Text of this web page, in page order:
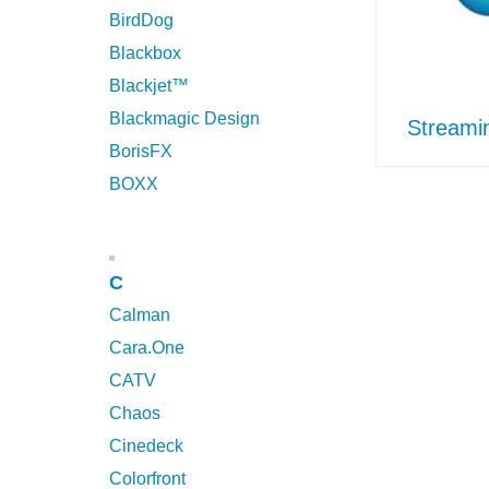
BirdDog
Blackbox
Blackjet™
Blackmagic Design
BorisFX
BOXX
C
Calman
Cara.One
CATV
Chaos
Cinedeck
Colorfront